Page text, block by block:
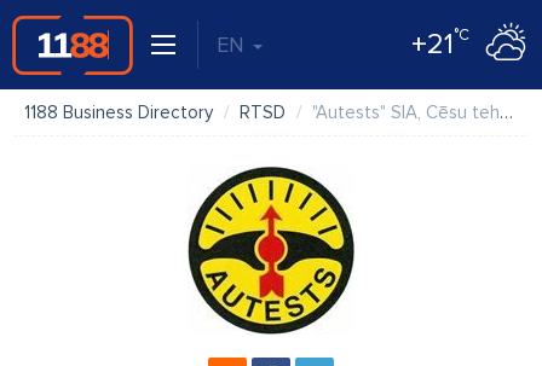
EN +21°C
1188 Business Directory RTSD "Autests" SIA, Cēsu tehniskās apskates stacija (virs 3,5 t)